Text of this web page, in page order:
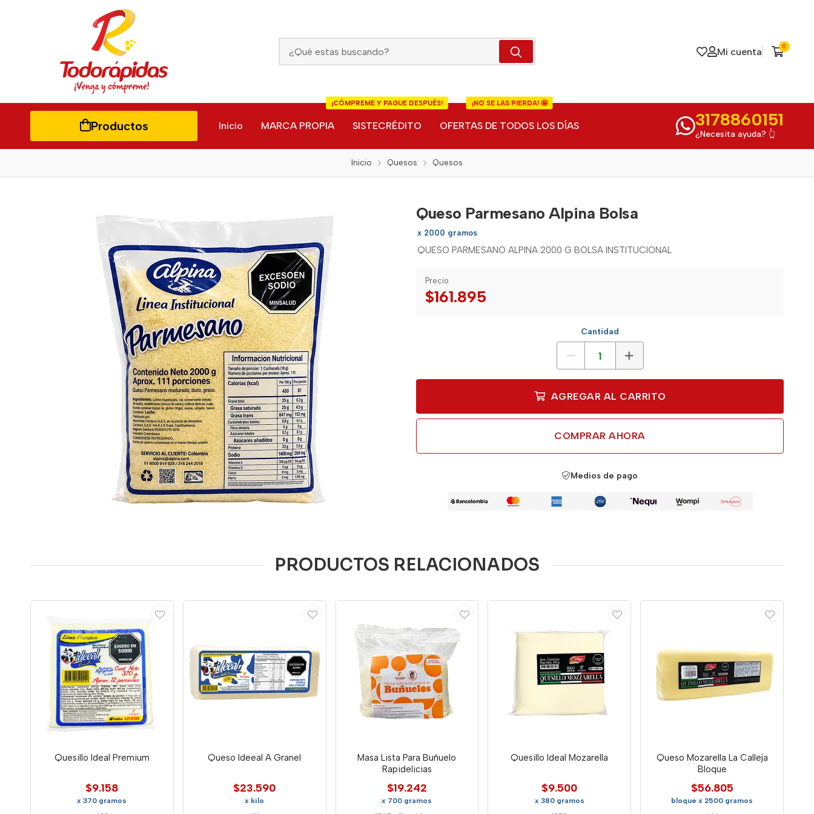
Mi cuenta 0
Productos Inicio MARCA PROPIA SISTECRÉDITO
¡CÓMPREME Y PAGUE DESPUÉS!
OFERTAS DE TODOS LOS DÍAS
¡NO SE LAS PIERDA! 🤩
3178860151
¿Necesita ayuda? 👆
Inicio Quesos Quesos
Queso Parmesano Alpina Bolsa
x 2000 gramos
QUESO PARMESANO ALPINA 2000 G BOLSA INSTITUCIONAL
Precio
$161.895
Cantidad
AGREGAR AL CARRITO
COMPRAR AHORA
Medios de pago
PRODUCTOS RELACIONADOS
Quesillo Ideal Premium
$9.158
x 370 gramos
Queso Ideeal A Granel
$23.590
x kilo
Masa Lista Para Buñuelo
Rapidelicias
$19.242
x 700 gramos
Quesillo Ideal Mozarella
$9.500
x 380 gramos
Queso Mozarella La Calleja
Bloque
$56.805
bloque x 2500 gramos